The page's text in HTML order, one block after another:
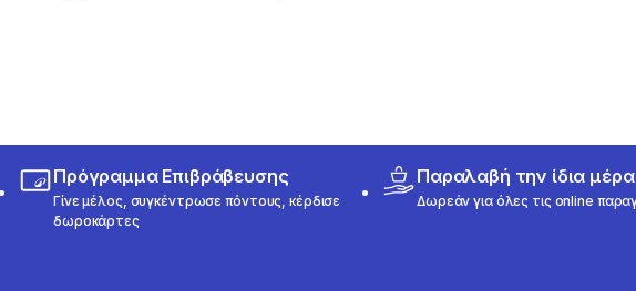
Πρόγραμμα Επιβράβευσης
Γίνε μέλος, συγκέντρωσε πόντους, κέρδισε
δωροκάρτες
Παραλαβή την ίδια μέρα
Δωρεάν για όλες τις online